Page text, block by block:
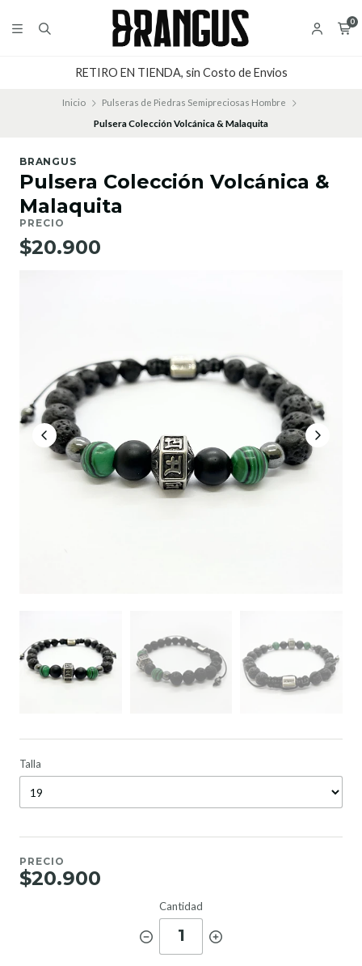
0
RETIRO EN TIENDA, sin Costo de Envios
Inicio
Pulseras de Piedras Semipreciosas Hombre
Pulsera Colección Volcánica & Malaquita
BRANGUS
Pulsera Colección Volcánica &
Malaquita
PRECIO
$20.900
Talla
PRECIO
$20.900
Cantidad
1